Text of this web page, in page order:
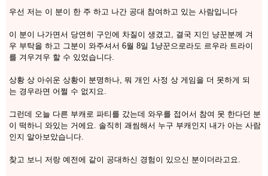
우선 저는 이 분이 한 주 하고 나간 공대 참여하고 있는 사람입니다
이 분이 나가면서 당연히 구인에 차질이 생겼고, 결국 지인 냥꾼분께 겨
우 부탁을 하고 그분이 와주셔서 6월 8일 1냥꾼으로라도 르우라 트라이
를 겨우겨우 할 수 있었습니다.
상황 상 아쉬운 상황이 분명하나, 뭐 개인 사정 상 게임을 더 못하게 되
는 경우라면 어쩔 수 없지요.
그런데 오늘 다른 부캐로 파티를 갔는데 와우를 접어서 참여 못 한다던 분
이 떡하니 와있는 거에요. 솔직히 괘씸해서 누구 부캐인지 내가 아는 사람
인지 알아보았습니다.
찾고 보니 저랑 예전에 같이 공대하신 경험이 있으신 분이더라고요.